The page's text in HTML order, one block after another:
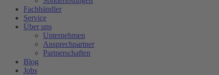
Fachhändler
Service
Über uns
Unternehmen
Ansprechpartner
Partnerschaften
Blog
Jobs